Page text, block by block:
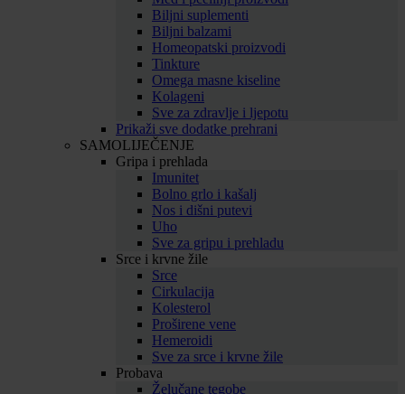
Biljni suplementi
Biljni balzami
Homeopatski proizvodi
Tinkture
Omega masne kiseline
Kolageni
Sve za zdravlje i ljepotu
Prikaži sve dodatke prehrani
SAMOLIJEČENJE
Gripa i prehlada
Imunitet
Bolno grlo i kašalj
Nos i dišni putevi
Uho
Sve za gripu i prehladu
Srce i krvne žile
Srce
Cirkulacija
Kolesterol
Proširene vene
Hemeroidi
Sve za srce i krvne žile
Probava
Želučane tegobe